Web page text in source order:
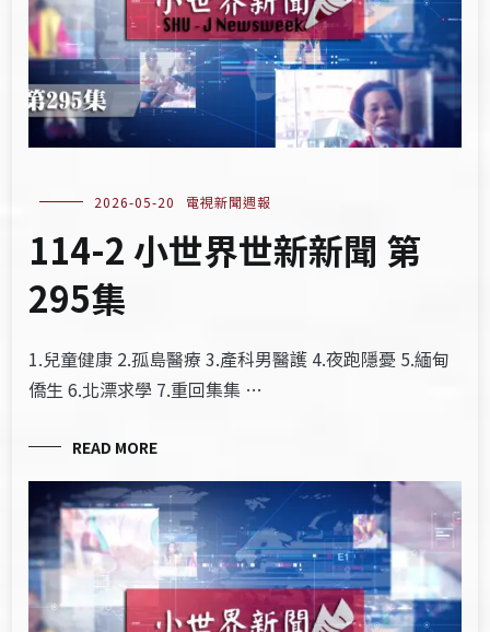
2026-05-20 電視新聞週報
114-2 小世界世新新聞 第
295集
1.兒童健康 2.孤島醫療 3.產科男醫護 4.夜跑隱憂 5.緬甸
僑生 6.北漂求學 7.重回集集 …
READ MORE